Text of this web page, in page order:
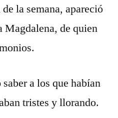
la semana, apareció
Magdalena, de quien
a los que habían
tristes y llorando.